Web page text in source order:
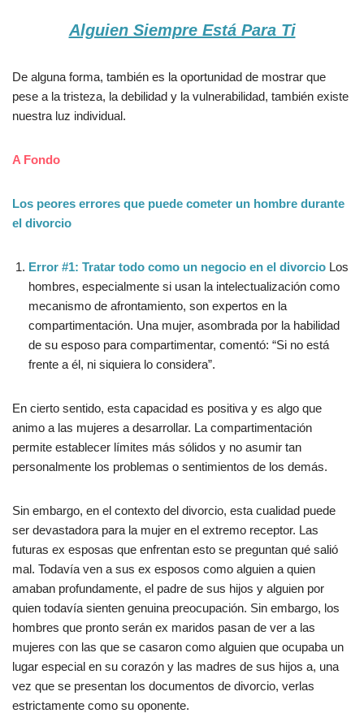
Alguien Siempre Está Para Ti
De alguna forma, también es la oportunidad de mostrar que
pese a la tristeza, la debilidad y la vulnerabilidad, también existe
nuestra luz individual.
A Fondo
Los peores errores que puede cometer un hombre durante
el divorcio
Error #1: Tratar todo como un negocio en el divorcio Los
hombres, especialmente si usan la intelectualización como
mecanismo de afrontamiento, son expertos en la
compartimentación. Una mujer, asombrada por la habilidad
de su esposo para compartimentar, comentó: “Si no está
frente a él, ni siquiera lo considera”.
En cierto sentido, esta capacidad es positiva y es algo que
animo a las mujeres a desarrollar. La compartimentación
permite establecer límites más sólidos y no asumir tan
personalmente los problemas o sentimientos de los demás.
Sin embargo, en el contexto del divorcio, esta cualidad puede
ser devastadora para la mujer en el extremo receptor. Las
futuras ex esposas que enfrentan esto se preguntan qué salió
mal. Todavía ven a sus ex esposos como alguien a quien
amaban profundamente, el padre de sus hijos y alguien por
quien todavía sienten genuina preocupación. Sin embargo, los
hombres que pronto serán ex maridos pasan de ver a las
mujeres con las que se casaron como alguien que ocupaba un
lugar especial en su corazón y las madres de sus hijos a, una
vez que se presentan los documentos de divorcio, verlas
estrictamente como su oponente.